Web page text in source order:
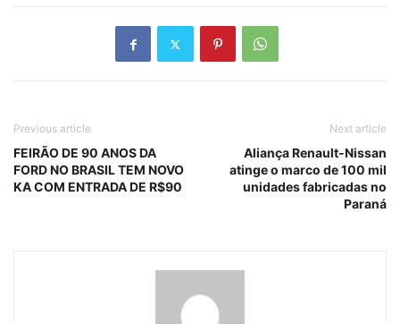
Previous article
FEIRÃO DE 90 ANOS DA
FORD NO BRASIL TEM NOVO
KA COM ENTRADA DE R$90
Next article
Aliança Renault-Nissan
atinge o marco de 100 mil
unidades fabricadas no
Paraná